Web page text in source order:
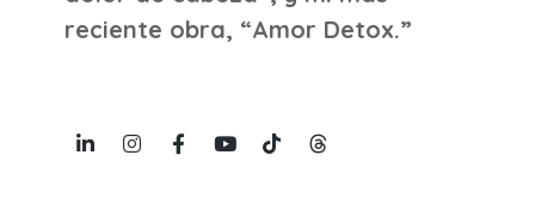
reciente obra, “Amor Detox.”